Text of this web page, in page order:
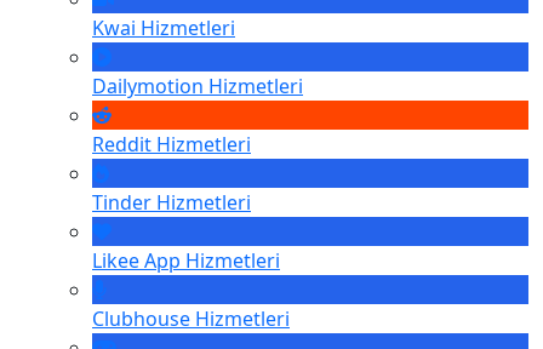
Kwai Hizmetleri
Dailymotion Hizmetleri
Reddit Hizmetleri
Tinder Hizmetleri
Likee App Hizmetleri
Clubhouse Hizmetleri